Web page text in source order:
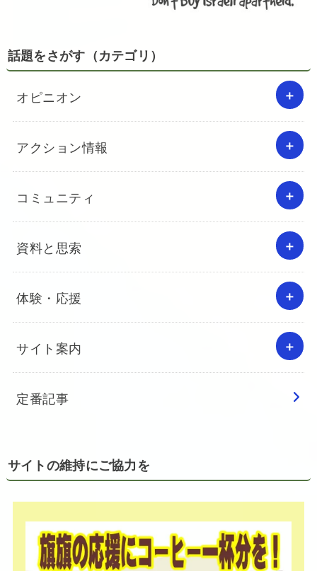
話題をさがす（カテゴリ）
オピニオン
アクション情報
コミュニティ
資料と思索
体験・応援
サイト案内
定番記事
サイトの維持にご協力を